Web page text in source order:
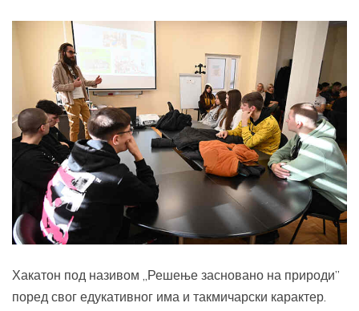
Хакатон под називом „Решење засновано на природи”
поред свог едукативног има и такмичарски карактер.